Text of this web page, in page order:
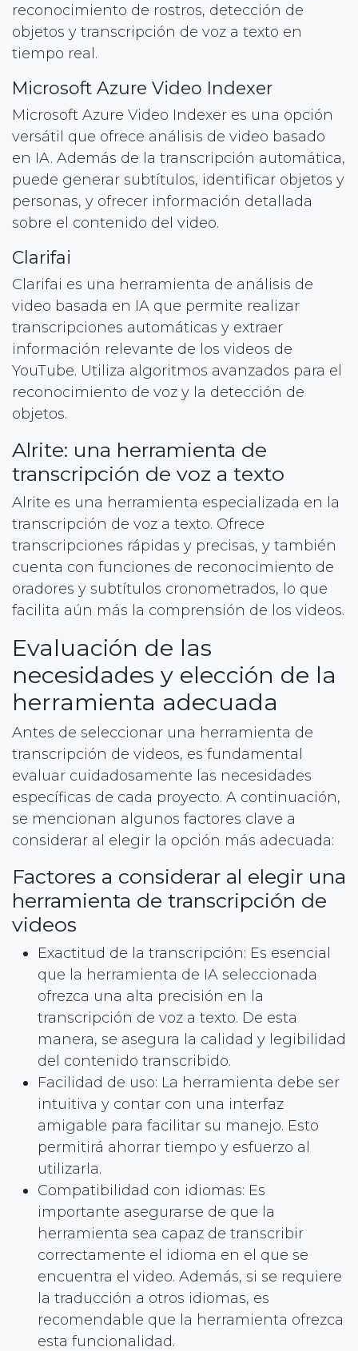
reconocimiento de rostros, detección de
objetos y transcripción de voz a texto en
tiempo real.
Microsoft Azure Video Indexer
Microsoft Azure Video Indexer es una opción
versátil que ofrece análisis de video basado
en IA. Además de la transcripción automática,
puede generar subtítulos, identificar objetos y
personas, y ofrecer información detallada
sobre el contenido del video.
Clarifai
Clarifai es una herramienta de análisis de
video basada en IA que permite realizar
transcripciones automáticas y extraer
información relevante de los videos de
YouTube. Utiliza algoritmos avanzados para el
reconocimiento de voz y la detección de
objetos.
Alrite: una herramienta de
transcripción de voz a texto
Alrite es una herramienta especializada en la
transcripción de voz a texto. Ofrece
transcripciones rápidas y precisas, y también
cuenta con funciones de reconocimiento de
oradores y subtítulos cronometrados, lo que
facilita aún más la comprensión de los videos.
Evaluación de las
necesidades y elección de la
herramienta adecuada
Antes de seleccionar una herramienta de
transcripción de videos, es fundamental
evaluar cuidadosamente las necesidades
específicas de cada proyecto. A continuación,
se mencionan algunos factores clave a
considerar al elegir la opción más adecuada:
Factores a considerar al elegir una
herramienta de transcripción de
videos
Exactitud de la transcripción: Es esencial
que la herramienta de IA seleccionada
ofrezca una alta precisión en la
transcripción de voz a texto. De esta
manera, se asegura la calidad y legibilidad
del contenido transcribido.
Facilidad de uso: La herramienta debe ser
intuitiva y contar con una interfaz
amigable para facilitar su manejo. Esto
permitirá ahorrar tiempo y esfuerzo al
utilizarla.
Compatibilidad con idiomas: Es
importante asegurarse de que la
herramienta sea capaz de transcribir
correctamente el idioma en el que se
encuentra el video. Además, si se requiere
la traducción a otros idiomas, es
recomendable que la herramienta ofrezca
esta funcionalidad.